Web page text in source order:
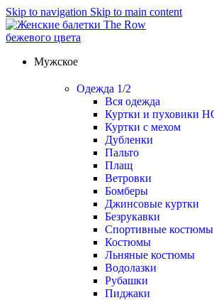
Skip to navigation Skip to main content
Мужское
Одежда 1/2
Вся одежда
Куртки и пуховики
Куртки с мехом
Дубленки
Пальто
Плащ
Ветровки
Бомберы
Джинсовые куртки
Безрукавки
Спортивные костюмы
Костюмы
Льняные костюмы
Водолазки
Рубашки
Пиджаки